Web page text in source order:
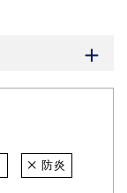
防炎